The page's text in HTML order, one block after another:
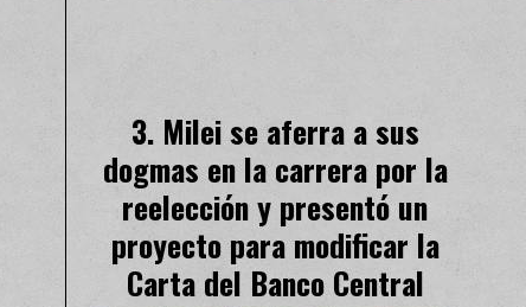
Milei se aferra a sus
dogmas en la carrera por la
reelección y presentó un
proyecto para modificar la
Carta del Banco Central